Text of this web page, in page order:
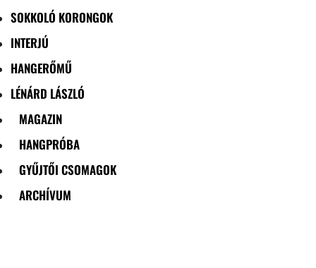
SOKKOLÓ KORONGOK
INTERJÚ
HANGERŐMŰ
LÉNÁRD LÁSZLÓ
MAGAZIN
HANGPRÓBA
GYŰJTŐI CSOMAGOK
ARCHÍVUM